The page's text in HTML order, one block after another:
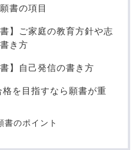
書の項目
】ご家庭の教育方針や志
き方
】自己発信の書き方
を目指すなら願書が重
書のポイント
聖ヨゼフ学園小学校
横浜国立大学教育学部附
属鎌倉小学校
横須賀学院小学校
青山学院横浜英和小学校
森村学園初等部